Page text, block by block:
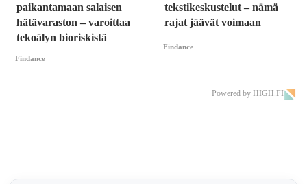
paikantamaan salaisen
hätävaraston – varoittaa
tekoälyn bioriskistä
Findance
tekstikeskustelut – nämä
rajat jäävät voimaan
Findance
Powered by HIGH.FI